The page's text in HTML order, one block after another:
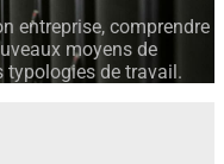
entreprise, comprendre
moyens de
typologies de travail.